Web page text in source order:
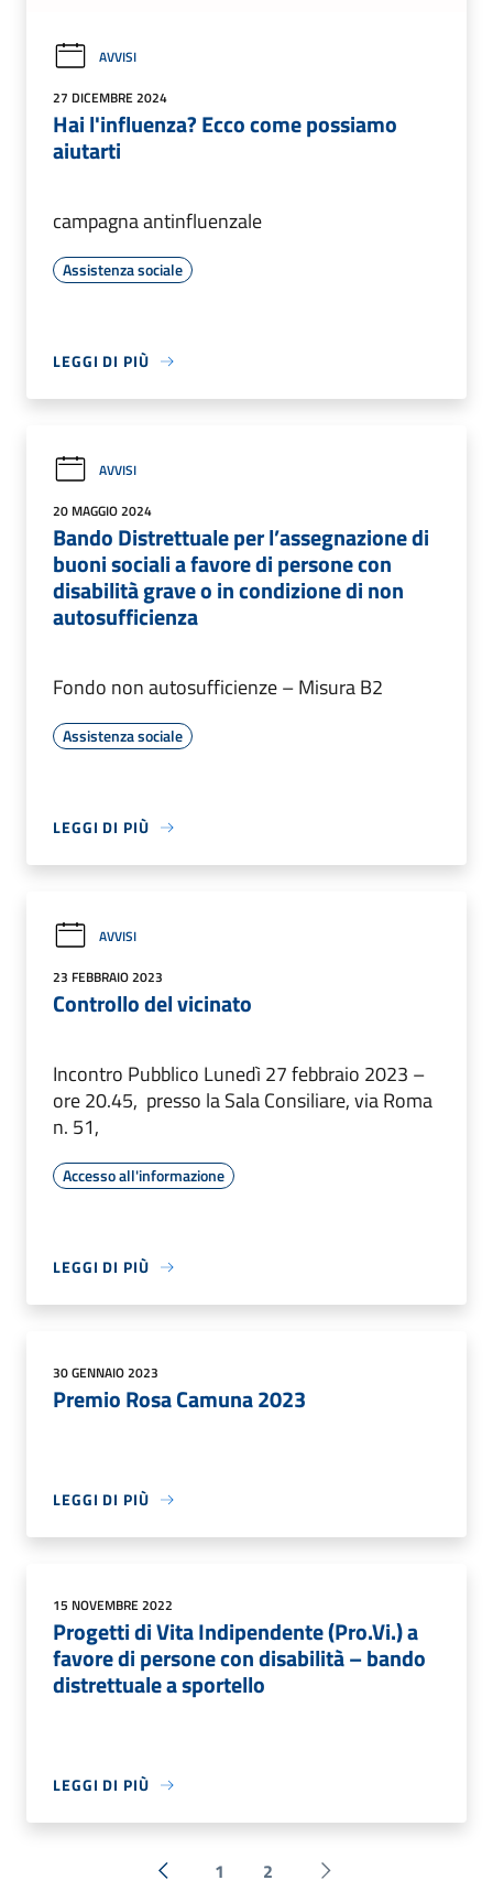
AVVISI
27 DICEMBRE 2024
Hai l'influenza? Ecco come possiamo
aiutarti
campagna antinfluenzale
Assistenza sociale
LEGGI DI PIÙ
AVVISI
20 MAGGIO 2024
Bando Distrettuale per l’assegnazione di
buoni sociali a favore di persone con
disabilità grave o in condizione di non
autosufficienza
Fondo non autosufficienze – Misura B2
Assistenza sociale
LEGGI DI PIÙ
AVVISI
23 FEBBRAIO 2023
Controllo del vicinato
Incontro Pubblico Lunedì 27 febbraio 2023 –
ore 20.45, presso la Sala Consiliare, via Roma
n. 51,
Accesso all'informazione
LEGGI DI PIÙ
30 GENNAIO 2023
Premio Rosa Camuna 2023
LEGGI DI PIÙ
15 NOVEMBRE 2022
Progetti di Vita Indipendente (Pro.Vi.) a
favore di persone con disabilità – bando
distrettuale a sportello
LEGGI DI PIÙ
« Precedente
1 2 Successiva »